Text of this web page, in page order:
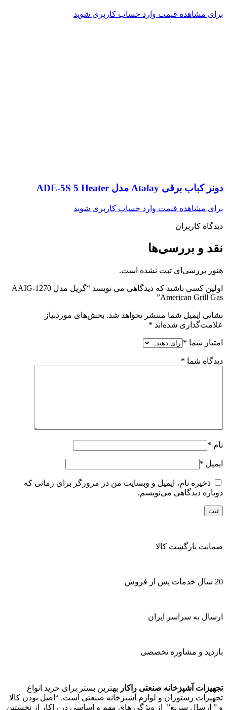
برای مشاهده قیمت وارد حساب کاربری شوید
دونر کباب برقی Atalay مدل ADE-5S 5 Heater
برای مشاهده قیمت وارد حساب کاربری شوید
دیدگاه کاربران
نقد و بررسی‌ها
هنوز بررسی‌ای ثبت نشده است.
اولین کسی باشید که دیدگاهی می نویسد “گریل مدل AAIG-1270
American Grill Gas”
نشانی ایمیل شما منتشر نخواهد شد. بخش‌های موردنیاز
علامت‌گذاری شده‌اند *
امتیاز شما *
دیدگاه شما *
نام *
ایمیل *
ذخیره نام، ایمیل و وبسایت من در مرورگر برای زمانی که
دوباره دیدگاهی می‌نویسم.
ضمانت بازگشت کالا
20 سال خدمات پس از فروش
ارسال به سراسر ایران
بازدید و مشاوره تخصصی
تجهیزات آشپزخانه صنعتی راکار بهترین بستر برای خرید انواع
تجهیزات رستوران و لوازم آشپزخانه صنعتی است. “اصل بودن کالا
و ” ارسال سریع” از ویژگی های مهم و اساسی در راکار از نخستین